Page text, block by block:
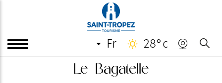
fr 28°c
Le Bagatelle